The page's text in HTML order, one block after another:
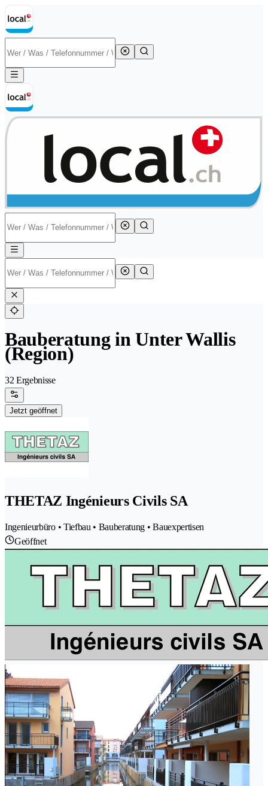
Bauberatung in Unter Wallis
(Region)
32 Ergebnisse
Jetzt geöffnet
THETAZ Ingénieurs Civils SA
Ingenieurbüro • Tiefbau • Bauberatung • Bauexpertisen
Geöffnet